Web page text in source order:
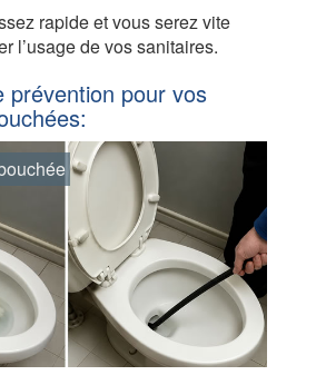
rapide et vous serez vite
l’usage de vos sanitaires.
prévention pour vos